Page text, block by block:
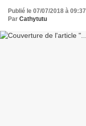
Publié le 07/07/2018 à 09:37
Par Cathytutu